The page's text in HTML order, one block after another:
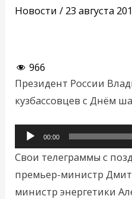
Новости / 23 августа
966
Президент России
кузбассовцев с Днём
Аудиоплеер
00:00
Свои телеграммы с
премьер-министр
министр энергетики